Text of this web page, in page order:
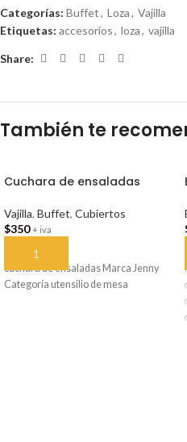
Categorías: Buffet, Loza, Vajilla
Etiquetas: accesorios, loza, vajilla
Share:
También te
Cuchara de ensaladas
Vajilla, Buffet, Cubiertos
$350 + iva
AÑADIR AL CARRITO
cuchara de ensaladas Marca Jenny
Categoría utensilio de mesa